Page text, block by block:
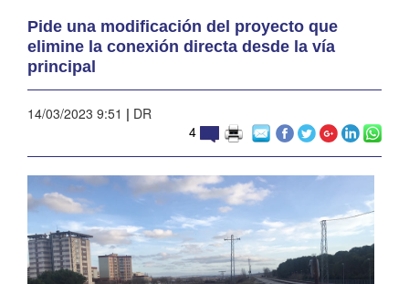
Pide una modificación del proyecto que
elimine la conexión directa desde la vía
principal
14/03/2023 9:51 | DR
4